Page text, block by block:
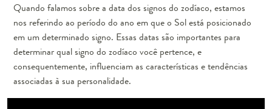
Quando falamos sobre a data dos signos do zodíaco, estamos
nos referindo ao período do ano em que o Sol está posicionado
em um determinado signo. Essas datas são importantes para
determinar qual signo do zodíaco você pertence, e
consequentemente, influenciam as características e tendências
associadas à sua personalidade.